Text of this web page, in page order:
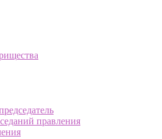
правления